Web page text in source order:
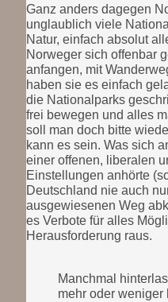
Ganz anders dagegen
unglaublich viele
Natur, einfach absolut
Norweger sich offenbar
anfangen, mit
haben sie es einfach
die Nationalparks
frei bewegen und alles
soll man doch bitte
kann es sein. Was sich
einer offenen, liberalen
Einstellungen anhörte
Deutschland nie auch
ausgewiesenen Weg
es Verbote für alles
Herausforderung raus.
Manchmal
mehr oder